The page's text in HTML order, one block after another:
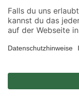
Alle Preisangaben in EUR inkl.
Umständen nicht in allen
Produkte nur solange der Vorrat
*Paketversand ab 59 €
Nutzungsbedingungen